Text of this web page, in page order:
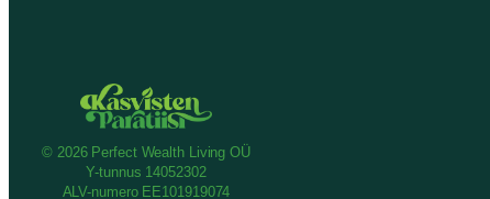
© 2026 Perfect Wealth Living OÜ
Y-tunnus 14052302
ALV-numero EE101919074